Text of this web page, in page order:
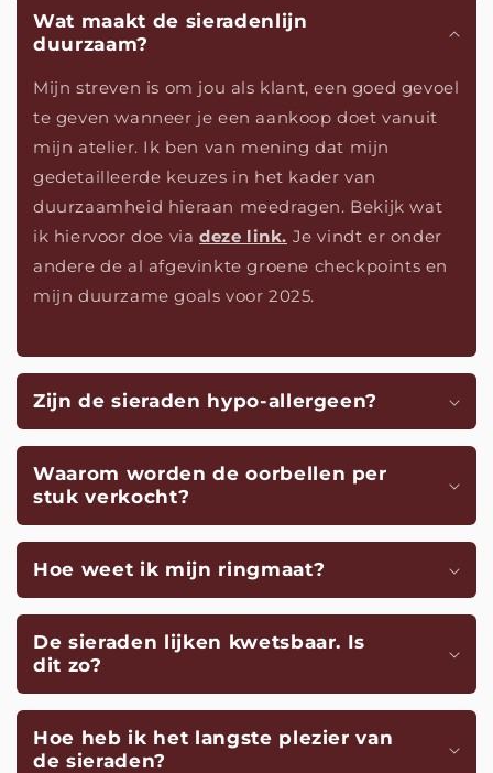
Wat maakt de sieradenlijn
duurzaam?
Mijn streven is om jou als klant, een goed gevoel
te geven wanneer je een aankoop doet vanuit
mijn atelier. Ik ben van mening dat mijn
gedetailleerde keuzes in het kader van
duurzaamheid hieraan meedragen. Bekijk wat
ik hiervoor doe via deze link. Je vindt er onder
andere de al afgevinkte groene checkpoints en
mijn duurzame goals voor 2025.
Zijn de sieraden hypo-allergeen?
Waarom worden de oorbellen per
stuk verkocht?
Hoe weet ik mijn ringmaat?
De sieraden lijken kwetsbaar. Is
dit zo?
Hoe heb ik het langste plezier van
de sieraden?